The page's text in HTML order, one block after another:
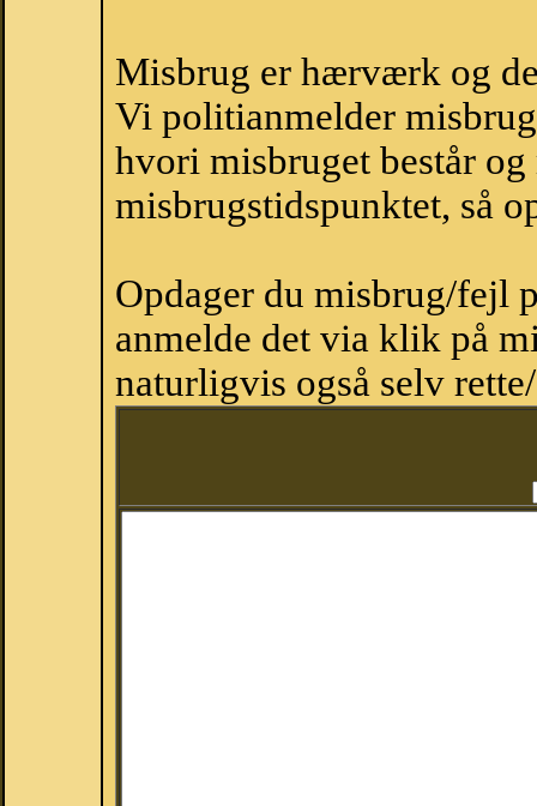
Misbrug er hærværk og
Vi politianmelder
hvori misbruget består
misbrugstidspunktet, så
Opdager du misbrug/fejl
anmelde det via klik på
naturligvis også selv